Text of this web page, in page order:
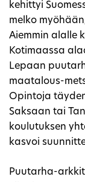
kehittyi
melko
Aiemmin alalle
Kotimaassa
Lepaan
maatalous-
Opintoja
Saksaan tai
koulutuksen
kasvoi
Puutarha-